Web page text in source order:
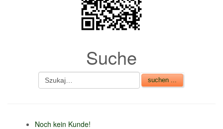
Suche
Noch kein Kunde!